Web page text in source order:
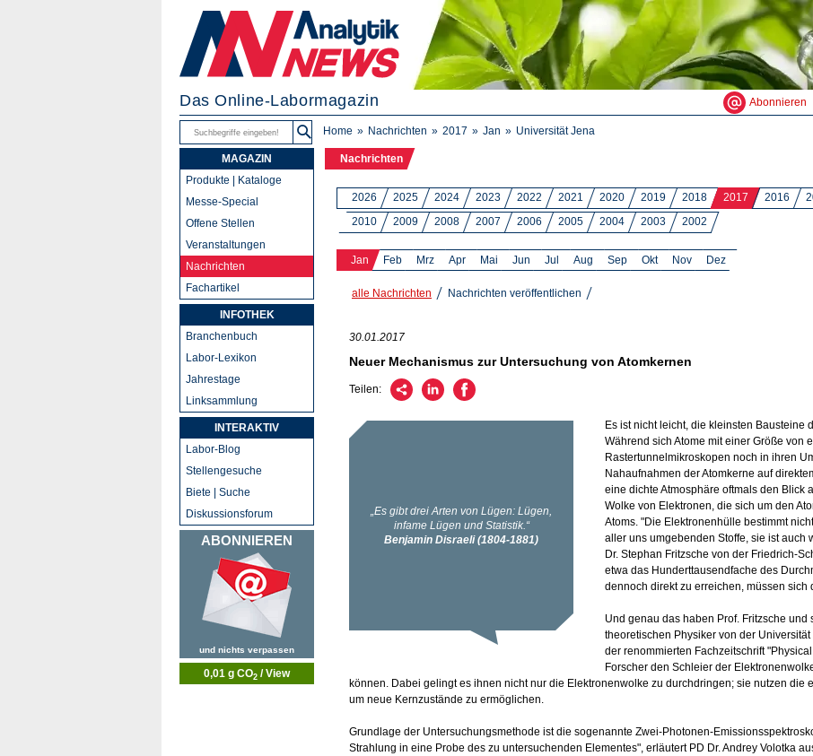
Das Online-Labormagazin Abonnieren
Home Nachrichten 2017 Jan Universität Jena
Nachrichten
2026 2025 2024 2023 2022 2021 2020 2019 2018 2017 2016
2010
2009 2008 2007 2006 2005 2004 2003 2002
Jan Feb Mrz Apr Mai Jun Jul Aug Sep Okt Nov Dez
alle Nachrichten Nachrichten veröffentlichen
30.01.2017
Neuer Mechanismus zur Untersuchung von Atomkernen
Teilen:
Es ist nicht leicht, die kleinsten Bausteine
Während sich Atome mit einer Größe von
Rastertunnelmikroskopen noch in ihren
Nahaufnahmen der Atomkerne auf
eine dichte Atmosphäre oftmals den Blick
Wolke von Elektronen, die sich um den
Atoms. "Die Elektronenhülle bestimmt
aller uns umgebenden Stoffe, sie ist auch
Dr. Stephan Fritzsche von der Friedrich-
etwa das Hunderttausendfache des
dennoch direkt zu erreichen, müssen sich
Und genau das haben Prof. Fritzsche
theoretischen Physiker von der
der renommierten Fachzeitschrift
Forscher den Schleier der
können. Dabei gelingt es ihnen nicht nur die Elektronenwolke zu durchdringen; sie nutzen die
um neue Kernzustände zu ermöglichen.
Grundlage der Untersuchungsmethode ist die sogenannte Zwei-Photonen-
Strahlung in eine Probe des zu untersuchenden Elementes", erläutert PD Dr. Andrey Volotka
MAGAZIN
Produkte | Kataloge
Messe-Special
Offene Stellen
Veranstaltungen
Nachrichten
Fachartikel
INFOTHEK
Branchenbuch
Labor-Lexikon
Jahrestage
Linksammlung
INTERAKTIV
Labor-Blog
Stellengesuche
Biete | Suche
Diskussionsforum
ABONNIEREN
und nichts verpassen
0,01 g CO2 / View